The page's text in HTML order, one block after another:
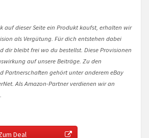
auf dieser Seite ein Produkt kaufst, erhalten wir
als Vergütung. Für dich entstehen dabei
dir bleibt frei wo du bestellst. Diese Provisionen
auf unsere Beiträge. Zu den
Partnerschaften gehört unter anderem eBay
Als Amazon-Partner verdienen wir an
Deal